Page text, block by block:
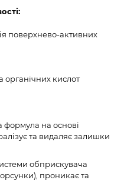
поверхнево-активних
органічних кислот
формула на основі
та видаляє залишки
обприскувача
проникає та